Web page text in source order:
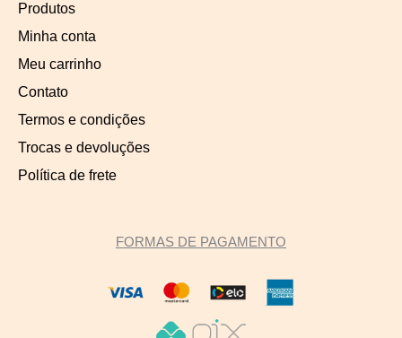
Produtos
Minha conta
Meu carrinho
Contato
Termos e condições
Trocas e devoluções
Política de frete
FORMAS DE PAGAMENTO